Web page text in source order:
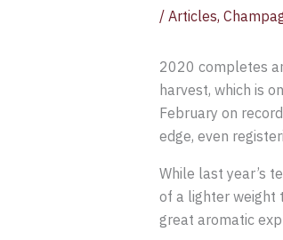
/ Articles,
2020 completes
harvest, which is
February on
edge, even
While last year’s
of a lighter weight
great aromatic